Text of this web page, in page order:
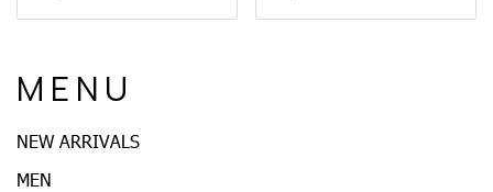
M E N U
NEW ARRIVALS
MEN